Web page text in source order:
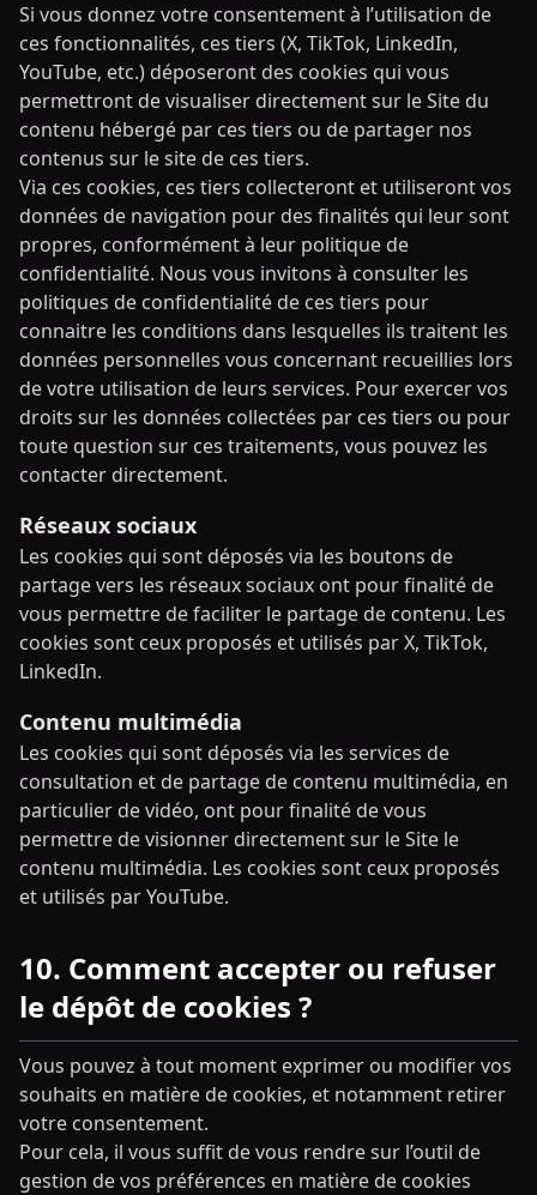
Si vous donnez votre consentement à l’utilisation de
ces fonctionnalités, ces tiers (X, TikTok, LinkedIn,
YouTube, etc.) déposeront des cookies qui vous
permettront de visualiser directement sur le Site du
contenu hébergé par ces tiers ou de partager nos
contenus sur le site de ces tiers.
Via ces cookies, ces tiers collecteront et utiliseront vos
données de navigation pour des finalités qui leur sont
propres, conformément à leur politique de
confidentialité. Nous vous invitons à consulter les
politiques de confidentialité de ces tiers pour
connaitre les conditions dans lesquelles ils traitent les
données personnelles vous concernant recueillies lors
de votre utilisation de leurs services. Pour exercer vos
droits sur les données collectées par ces tiers ou pour
toute question sur ces traitements, vous pouvez les
contacter directement.
Réseaux sociaux
Les cookies qui sont déposés via les boutons de
partage vers les réseaux sociaux ont pour finalité de
vous permettre de faciliter le partage de contenu. Les
cookies sont ceux proposés et utilisés par X, TikTok,
LinkedIn.
Contenu multimédia
Les cookies qui sont déposés via les services de
consultation et de partage de contenu multimédia, en
particulier de vidéo, ont pour finalité de vous
permettre de visionner directement sur le Site le
contenu multimédia. Les cookies sont ceux proposés
et utilisés par YouTube.
10. Comment accepter ou refuser
le dépôt de cookies ?
Vous pouvez à tout moment exprimer ou modifier vos
souhaits en matière de cookies, et notamment retirer
votre consentement.
Pour cela, il vous suffit de vous rendre sur l’outil de
gestion de vos préférences en matière de cookies